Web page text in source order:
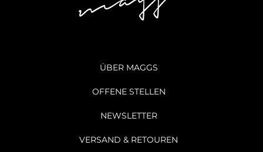
ÜBER MAGGS
OFFENE STELLEN
NEWSLETTER
VERSAND & RETOUREN